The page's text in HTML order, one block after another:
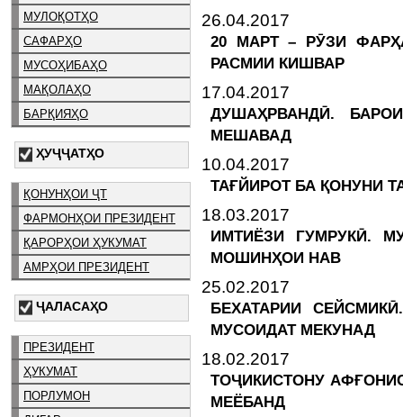
МУЛОҚОТҲО
САФАРҲО
МУСОҲИБАҲО
МАҚОЛАҲО
БАРҚИЯҲО
ҲУҶҶАТҲО
ҚОНУНҲОИ ҶТ
ФАРМОНҲОИ ПРЕЗИДЕНТ
ҚАРОРҲОИ ҲУКУМАТ
АМРҲОИ ПРЕЗИДЕНТ
ҶАЛАСАҲО
ПРЕЗИДЕНТ
ҲУКУМАТ
ПОРЛУМОН
26.04.2017
20 МАРТ – РӮЗИ
РАСМИИ КИШВАР
17.04.2017
ДУШАҲРВАНДӢ.
МЕШАВАД
10.04.2017
ТАҒЙИРОТ БА ҚОНУНИ
18.03.2017
ИМТИЁЗИ ГУМРУКӢ.
МОШИНҲОИ НАВ
25.02.2017
БЕХАТАРИИ
МУСОИДАТ МЕКУНАД
18.02.2017
ТОҶИКИСТОНУ
МЕЁБАНД